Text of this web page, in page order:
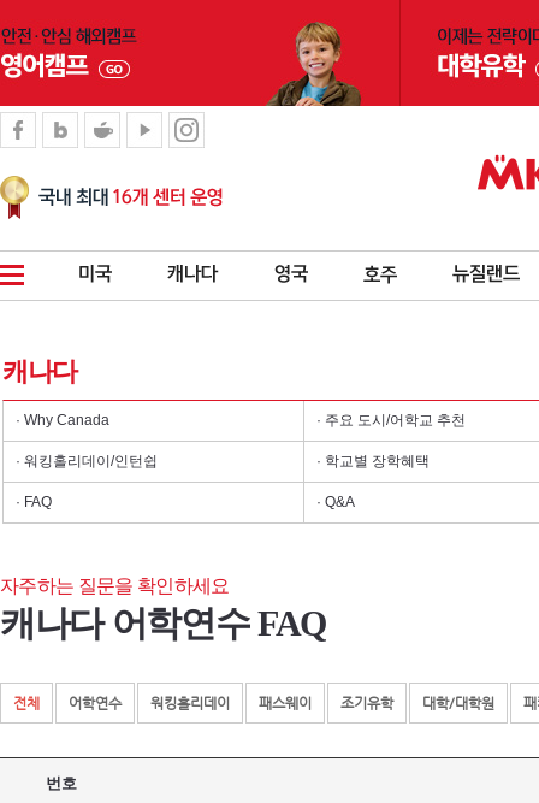
캐나다
· Why Canada · 주요 도시/어학교 추천
· 워킹홀리데이/인턴쉽 · 학교별 장학혜택
· FAQ · Q&A
자주하는 질문을 확인하세요
캐나다 어학연수 FAQ
전체 어학연수 워킹홀리데이 패스웨이 조기유학 대학/대학원
번호